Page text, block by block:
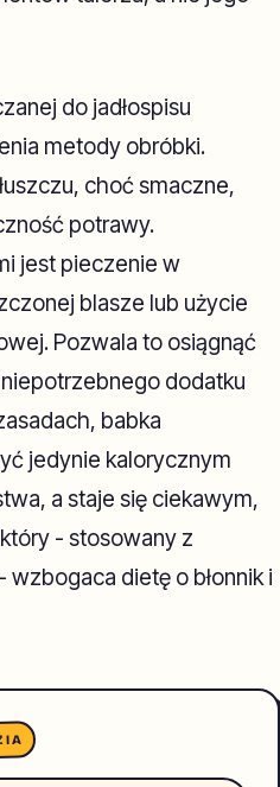
do jadłospisu
metody obróbki.
choć smaczne,
potrawy.
jest pieczenie w
blasze lub użycie
Pozwala to osiągnąć
dodatku
babka
jedynie kalorycznym
a staje się ciekawym,
- stosowany z
dietę o błonnik i